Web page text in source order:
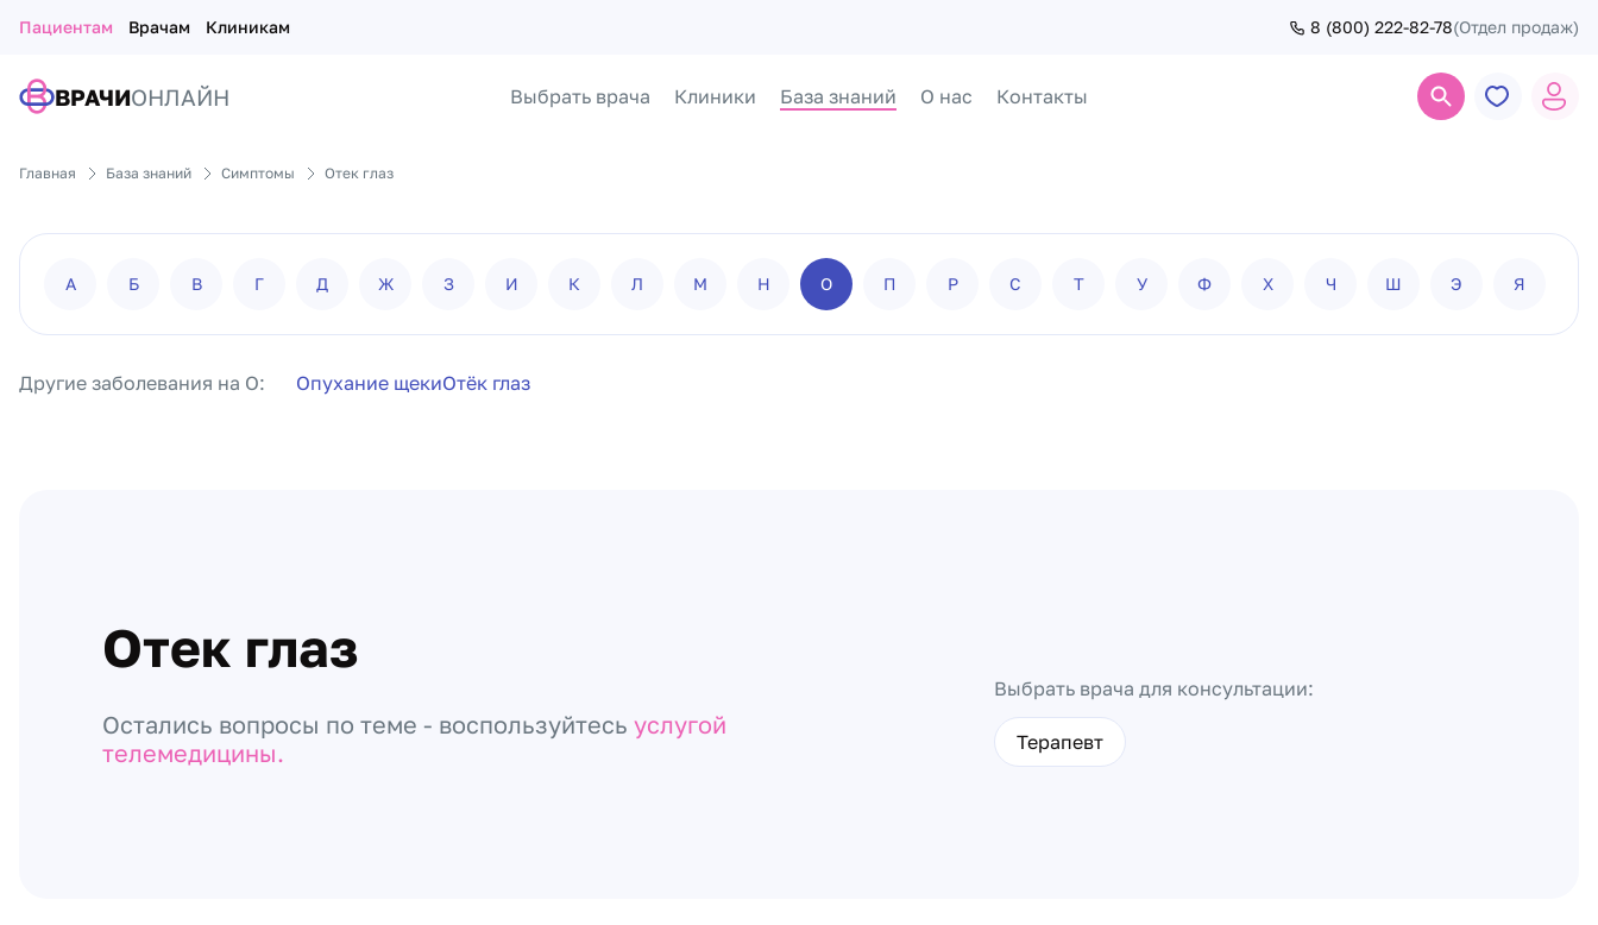
Пациентам Врачам Клиникам 8 (800) 222-82-78(Отдел продаж)
ВРАЧИОНЛАЙН Выбрать врача Клиники База знаний О нас Контакты
Главная База знаний Симптомы Отек глаз
А Б В Г Д Ж З И К Л М Н О П Р С Т У Ф Х Ч Ш Э Я
Другие заболевания на О: Опухание щекиОтёк глаз
Отек глаз
Остались вопросы по теме - воспользуйтесь услугой
телемедицины.
Выбрать врача для консультации:
Терапевт